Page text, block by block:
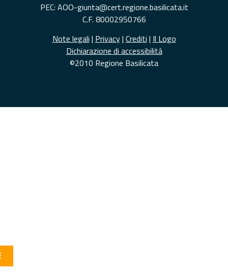
PEC: AOO-giunta@cert.regione.basilicata.it
C.F. 80002950766
Note legali | Privacy| Crediti | Il Logo
Dichiarazione di accessibilità
©2010 Regione Basilicata